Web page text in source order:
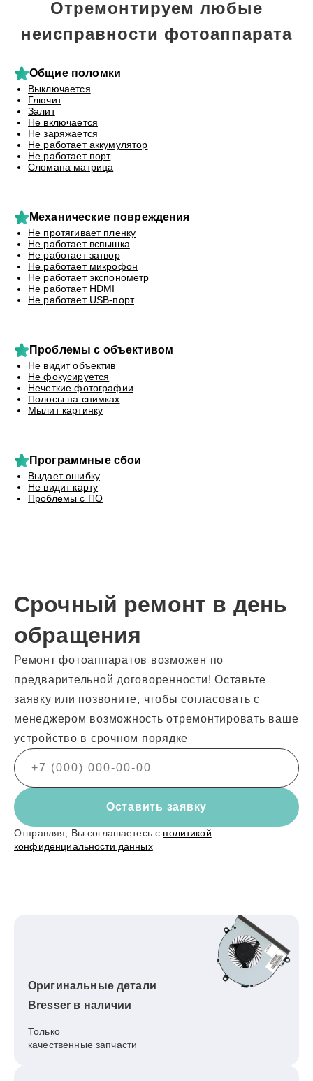
Отремонтируем любые
неисправности фотоаппарата
Общие поломки
Выключается
Глючит
Залит
Не включается
Не заряжается
Не работает аккумулятор
Не работает порт
Сломана матрица
Механические повреждения
Не протягивает пленку
Не работает вспышка
Не работает затвор
Не работает микрофон
Не работает экспонометр
Не работает HDMI
Не работает USB-порт
Проблемы с объективом
Не видит объектив
Не фокусируется
Нечеткие фотографии
Полосы на снимках
Мылит картинку
Программные сбои
Выдает ошибку
Не видит карту
Проблемы с ПО
Срочный ремонт в день
обращения
Ремонт фотоаппаратов возможен по
предварительной договоренности! Оставьте
заявку или позвоните, чтобы согласовать с
менеджером возможность отремонтировать ваше
устройство в срочном порядке
Оставить заявку
Отправляя, Вы соглашаетесь с политикой
конфиденциальности данных
Оригинальные детали
Bresser в наличии
Только
качественные запчасти